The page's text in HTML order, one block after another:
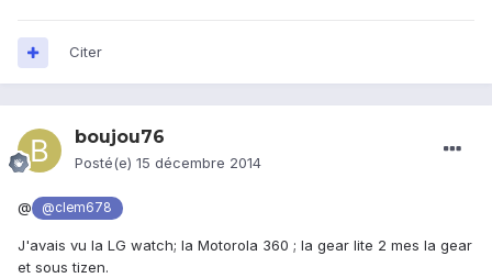
Citer
boujou76
Posté(e) 15 décembre 2014
@ @clem678
J'avais vu la LG watch; la Motorola 360 ; la gear lite 2 mes la gear
et sous tizen.